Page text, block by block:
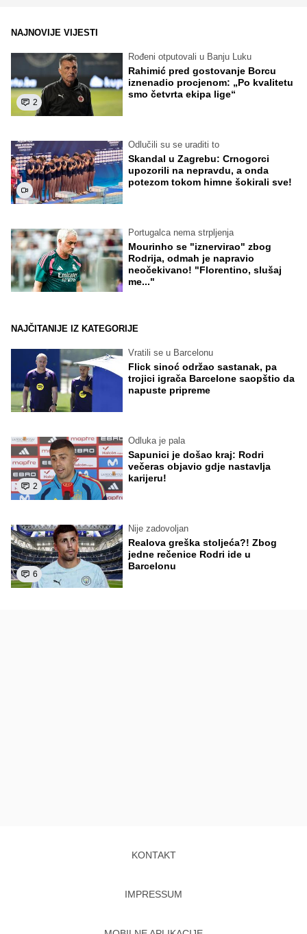
NAJNOVIJE VIJESTI
2
Rođeni otputovali u Banju Luku
Rahimić pred gostovanje Borcu
iznenadio procjenom: „Po kvalitetu
smo četvrta ekipa lige“
Odlučili su se uraditi to
Skandal u Zagrebu: Crnogorci
upozorili na nepravdu, a onda
potezom tokom himne šokirali sve!
Portugalca nema strpljenja
Mourinho se "iznervirao" zbog
Rodrija, odmah je napravio
neočekivano! "Florentino, slušaj
me..."
NAJČITANIJE IZ KATEGORIJE
Vratili se u Barcelonu
Flick sinoć održao sastanak, pa
trojici igrača Barcelone saopštio da
napuste pripreme
2
Odluka je pala
Sapunici je došao kraj: Rodri
večeras objavio gdje nastavlja
karijeru!
6
Nije zadovoljan
Realova greška stoljeća?! Zbog
jedne rečenice Rodri ide u
Barcelonu
KONTAKT
IMPRESSUM